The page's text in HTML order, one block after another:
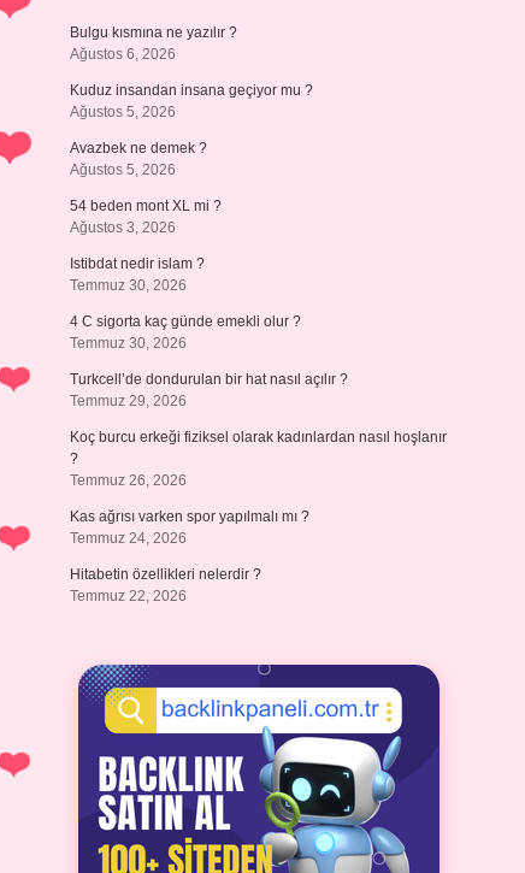
Bulgu kısmına ne yazılır ?
Ağustos 6, 2026
Kuduz insandan insana geçiyor mu ?
Ağustos 5, 2026
Avazbek ne demek ?
Ağustos 5, 2026
54 beden mont XL mi ?
Ağustos 3, 2026
Istibdat nedir islam ?
Temmuz 30, 2026
4 C sigorta kaç günde emekli olur ?
Temmuz 30, 2026
Turkcell’de dondurulan bir hat nasıl açılır ?
Temmuz 29, 2026
Koç burcu erkeği fiziksel olarak kadınlardan nasıl hoşlanır
?
Temmuz 26, 2026
Kas ağrısı varken spor yapılmalı mı ?
Temmuz 24, 2026
Hitabetin özellikleri nelerdir ?
Temmuz 22, 2026